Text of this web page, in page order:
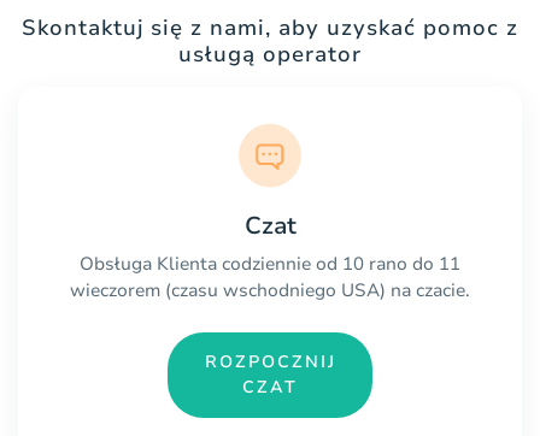
Skontaktuj się z nami, aby uzyskać pomoc z
usługą operator
Czat
Obsługa Klienta codziennie od 10 rano do 11
wieczorem (czasu wschodniego USA) na czacie.
ROZPOCZNIJ
CZAT